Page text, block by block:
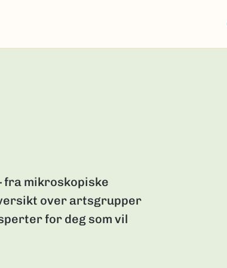
fra mikroskopiske
over artsgrupper
for deg som vil